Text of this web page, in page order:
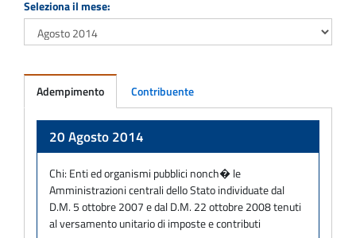
Seleziona il mese:
Adempimento Contribuente
20 Agosto 2014
Chi: Enti ed organismi pubblici nonch� le
Amministrazioni centrali dello Stato individuate dal
D.M. 5 ottobre 2007 e dal D.M. 22 ottobre 2008 tenuti
al versamento unitario di imposte e contributi